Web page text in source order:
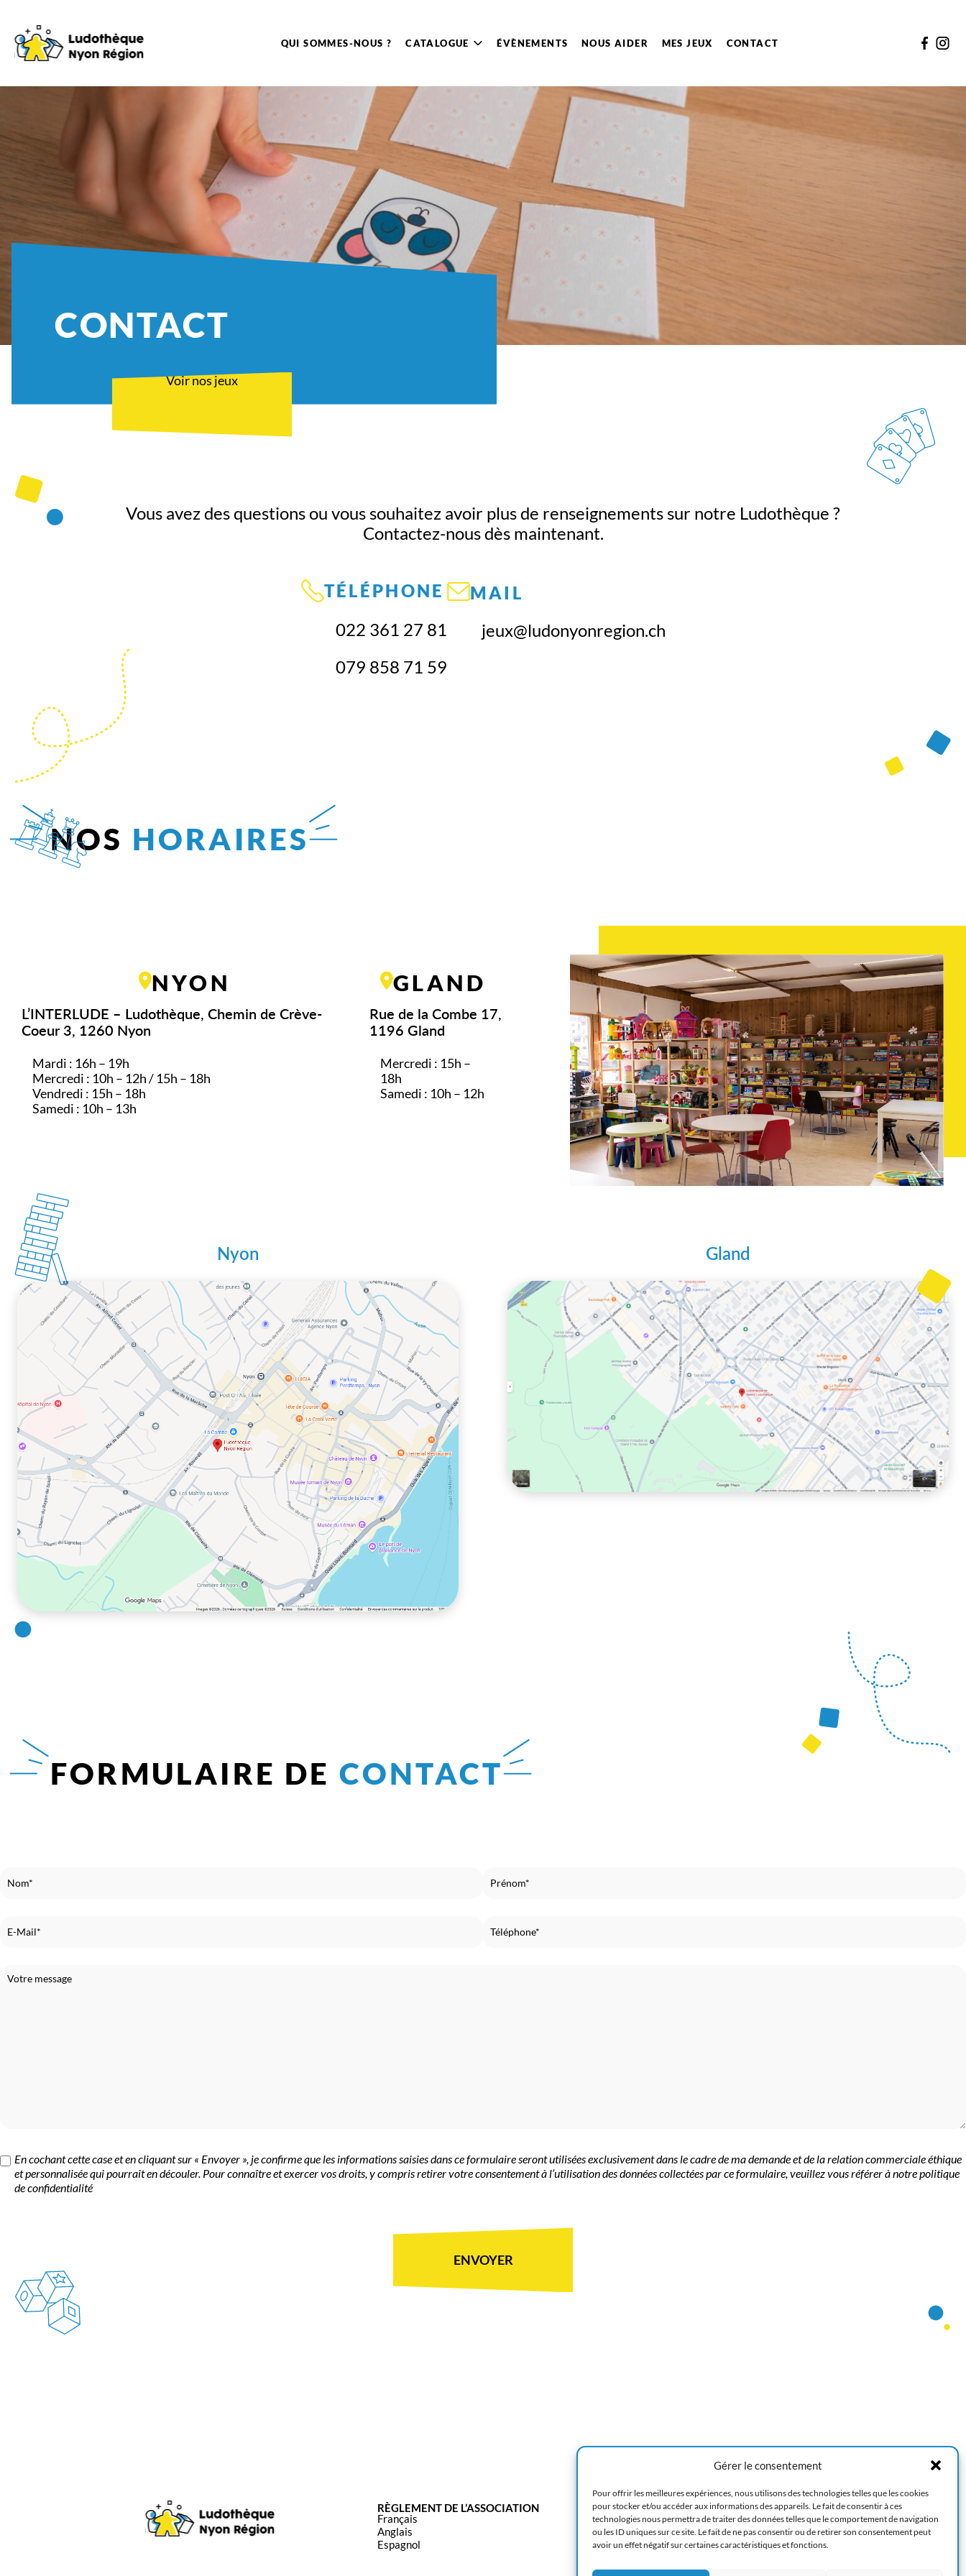
Gérer le consentement
Pour offrir les meilleures expériences, nous utilisons des technologies telles que les cookies
pour stocker et/ou accéder aux informations des appareils. Le fait de consentir à ces
technologies nous permettra de traiter des données telles que le comportement de navigation
ou les ID uniques sur ce site. Le fait de ne pas consentir ou de retirer son consentement peut
avoir un effet négatif sur certaines caractéristiques et fonctions.
QUI SOMMES-NOUS ? CATALOGUE ÉVÈNEMENTS NOUS AIDER MES JEUX CONTACT
CONTACT
Voir nos jeux
Vous avez des questions ou vous souhaitez avoir plus de renseignements sur notre Ludothèque ?
Contactez-nous dès maintenant.
TÉLÉPHONE
022 361 27 81
079 858 71 59
MAIL
jeux@ludonyonregion.ch
NOS HORAIRES
NYON
L’INTERLUDE – Ludothèque, Chemin de Crève-
Coeur 3, 1260 Nyon
Mardi : 16h – 19h
Mercredi : 10h – 12h / 15h – 18h
Vendredi : 15h – 18h
Samedi : 10h – 13h
GLAND
Rue de la Combe 17,
1196 Gland
Mercredi : 15h –
18h
Samedi : 10h – 12h
Nyon Gland
FORMULAIRE DE CONTACT
En cochant cette case et en cliquant sur « Envoyer », je confirme que les informations saisies dans ce formulaire seront utilisées exclusivement dans le cadre de ma demande et de la relation commerciale éthique
et personnalisée qui pourrait en découler. Pour connaître et exercer vos droits, y compris retirer votre consentement à l’utilisation des données collectées par ce formulaire, veuillez vous référer à notre politique
de confidentialité
ENVOYER
RÈGLEMENT DE L’ASSOCIATION
Français
Anglais
Espagnol
Je m’abonne